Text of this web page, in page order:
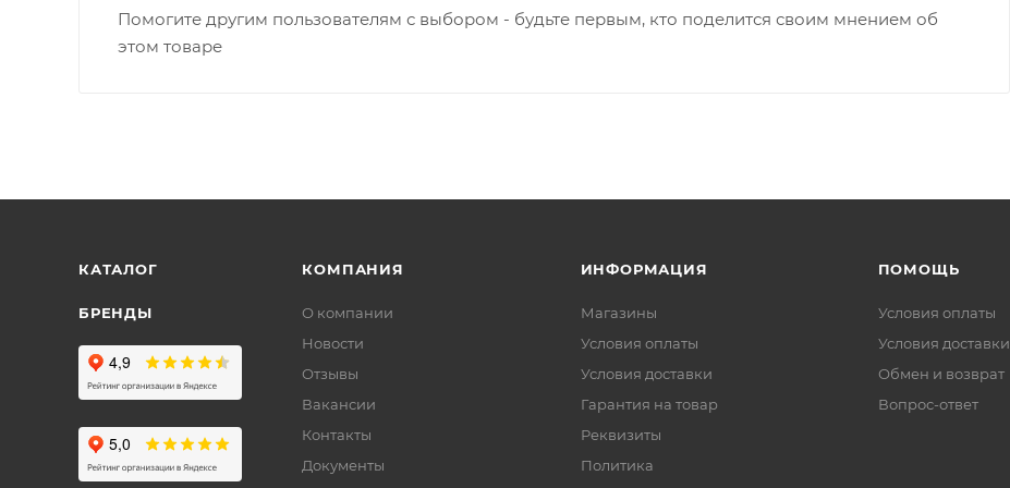
Помогите другим пользователям с выбором - будьте первым, кто поделится своим мнением об
этом товаре
КАТАЛОГ
БРЕНДЫ
КОМПАНИЯ
О компании
Новости
Отзывы
Вакансии
Контакты
Документы
ИНФОРМАЦИЯ
Магазины
Условия оплаты
Условия доставки
Гарантия на товар
Реквизиты
Политика
ПОМОЩЬ
Условия оплаты
Условия доставки
Обмен и возврат
Вопрос-ответ